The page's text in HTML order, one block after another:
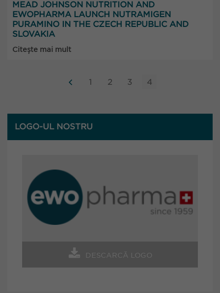
LOGO-UL NOSTRU
DESCARCĂ LOGO
MEAD JOHNSON NUTRITION AND
EWOPHARMA LAUNCH NUTRAMIGEN
PURAMINO IN THE CZECH REPUBLIC AND
SLOVAKIA
Citește mai mult
1 2 3 4